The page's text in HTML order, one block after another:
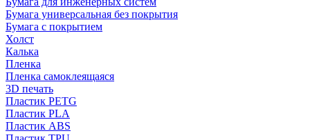
Бумага универсальная без покрытия
Бумага с покрытием
Холст
Калька
Пленка
Пленка самоклеящаяся
3D печать
Пластик PETG
Пластик PLA
Пластик ABS